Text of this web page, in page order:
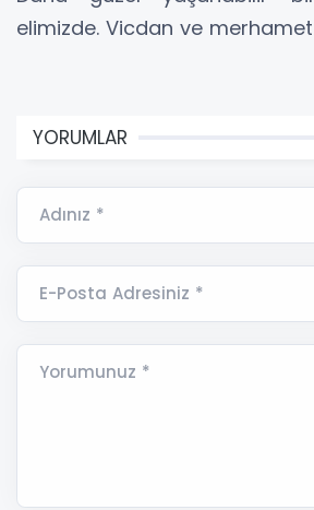
elimizde. Vicdan ve
YORUMLAR
Adınız *
E-Posta Adresiniz *
Yorumunuz *